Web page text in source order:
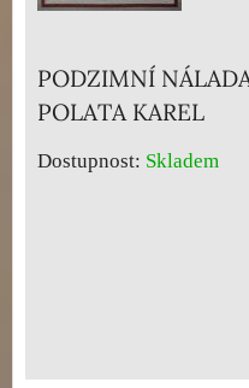
PODZIMNÍ
POLATA KAREL
Dostupnost: Skladem